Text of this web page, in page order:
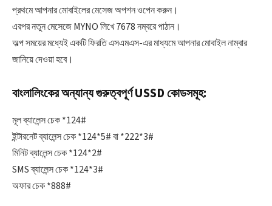
প্রথমে আপনার মোবাইলের মেসেজ অপশন ওপেন করুন।
এরপর নতুন মেসেজে MYNO লিখে 7678 নম্বরে পাঠান।
অল্প সময়ের মধ্যেই একটি ফিরতি এসএমএস-এর মাধ্যমে আপনার মোবাইল নাম্বার
জানিয়ে দেওয়া হবে।
বাংলালিংকের অন্যান্য গুরুত্বপূর্ণ USSD কোডসমূহ:
মূল ব্যালেন্স চেক *124#
ইন্টারনেট ব্যালেন্স চেক *124*5# বা *222*3#
মিনিট ব্যালেন্স চেক *124*2#
SMS ব্যালেন্স চেক *124*3#
অফার চেক *888#